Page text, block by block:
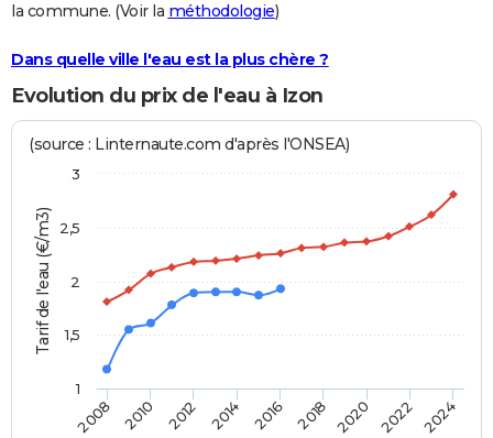
la commune. (Voir la méthodologie)
Dans quelle ville l'eau est la plus chère ?
Evolution du prix de l'eau à Izon
Tarif de l'eau (€/m3)
(source : Linternaute.com d'après l'ONSEA)
2008 2010 2012 2014 2016 2018 2020 2022 2024
1
1,5
2
2,5
3